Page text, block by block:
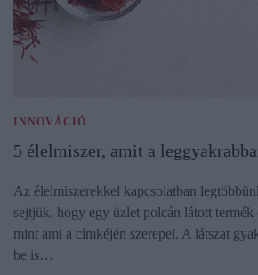
INNOVÁCIÓ
5 élelmiszer, amit a
Az élelmiszerekkel kapcsolatban
sejtjük, hogy egy üzlet polcán látott termék
mint ami a címkéjén szerepel. A látszat
be is…